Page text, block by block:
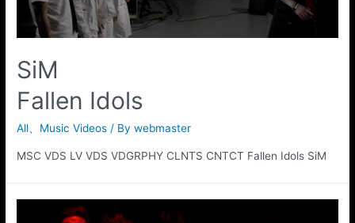
SiM
Fallen Idols
All Music Videos / Bywebmaster
MSC VDS LV VDS VDGRPHY CLNTS CNTCT Fallen Idols SiM